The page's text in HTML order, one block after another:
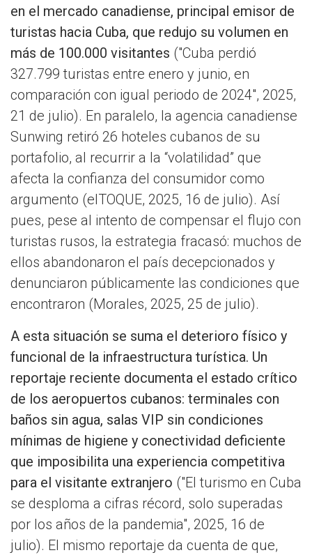
en el mercado canadiense, principal emisor de
turistas hacia Cuba, que redujo su volumen en
más de 100.000 visitantes ("Cuba perdió
327.799 turistas entre enero y junio, en
comparación con igual periodo de 2024", 2025,
21 de julio). En paralelo, la agencia canadiense
Sunwing retiró 26 hoteles cubanos de su
portafolio, al recurrir a la “volatilidad” que
afecta la confianza del consumidor como
argumento (elTOQUE, 2025, 16 de julio). Así
pues, pese al intento de compensar el flujo con
turistas rusos, la estrategia fracasó: muchos de
ellos abandonaron el país decepcionados y
denunciaron públicamente las condiciones que
encontraron (Morales, 2025, 25 de julio).
A esta situación se suma el deterioro físico y
funcional de la infraestructura turística. Un
reportaje reciente documenta el estado crítico
de los aeropuertos cubanos: terminales con
baños sin agua, salas VIP sin condiciones
mínimas de higiene y conectividad deficiente
que imposibilita una experiencia competitiva
para el visitante extranjero ("El turismo en Cuba
se desploma a cifras récord, solo superadas
por los años de la pandemia", 2025, 16 de
julio). El mismo reportaje da cuenta de que,